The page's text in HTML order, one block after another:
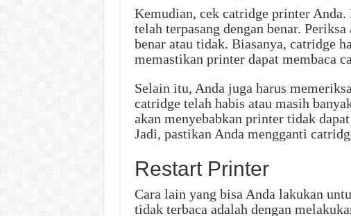
Kemudian, cek catridge printer Anda.
telah terpasang dengan benar.
benar atau tidak. Biasanya, catridge
memastikan printer dapat membaca
Selain itu, Anda juga harus
catridge telah habis atau masih
akan menyebabkan printer tidak
Jadi, pastikan Anda mengganti
Restart Printer
Cara lain yang bisa Anda lakukan
tidak terbaca adalah dengan